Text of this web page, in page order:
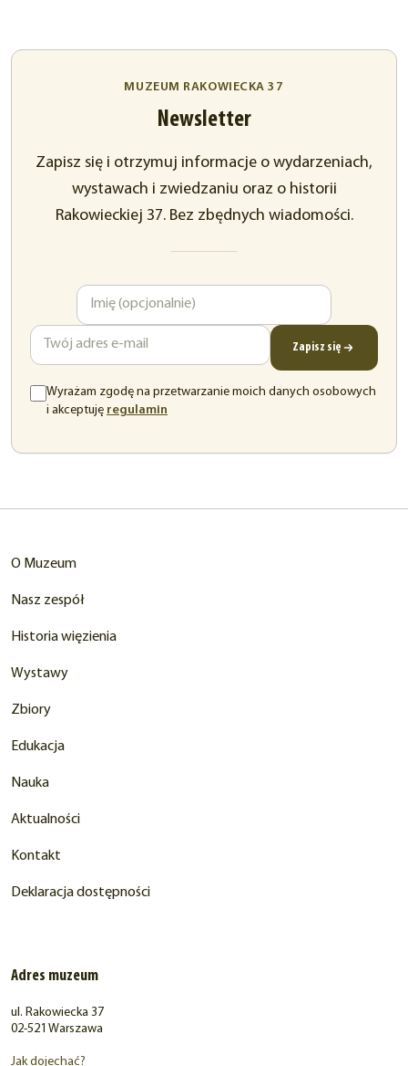
MUZEUM RAKOWIECKA 37
Newsletter
Zapisz się i otrzymuj informacje o wydarzeniach,
wystawach i zwiedzaniu oraz o historii
Rakowieckiej 37. Bez zbędnych wiadomości.
Zapisz się
Wyrażam zgodę na przetwarzanie moich danych osobowych
i akceptuję regulamin
O Muzeum
Nasz zespół
Historia więzienia
Wystawy
Zbiory
Edukacja
Nauka
Aktualności
Kontakt
Deklaracja dostępności
Adres muzeum
ul. Rakowiecka 37
02-521 Warszawa
Jak dojechać?